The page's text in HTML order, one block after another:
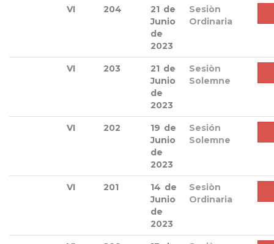
VI 204
21 de
Junio
de
2023
Sesiòn
Ordinaria
VI 203
21 de
Junio
de
2023
Sesiòn
Solemne
VI 202
19 de
Junio
de
2023
Sesión
Solemne
VI 201
14 de
Junio
de
2023
Sesiòn
Ordinaria